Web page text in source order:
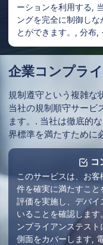
ーションを利用する,
ングを完全に制御し
とができます。, 分布,
企業コンプラ
規制遵守という複雑な
当社の規制順守サービ
ます。. 当社は徹底的
界標準を満たすために
コ
このサービスは、お
件を確実に満たすこと
評価を実施し、デバ
いることを確認しま
ンプライアンステス
側面をカバーします,